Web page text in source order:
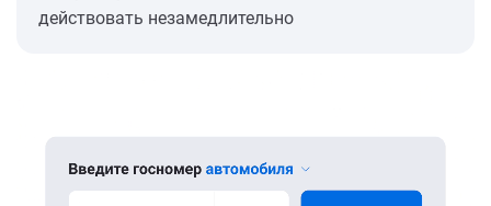
действовать незамедлительно